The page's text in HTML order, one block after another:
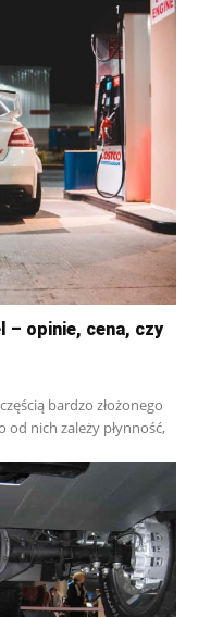
– opinie, cena, czy
bardzo złożonego
od nich zależy płynność,